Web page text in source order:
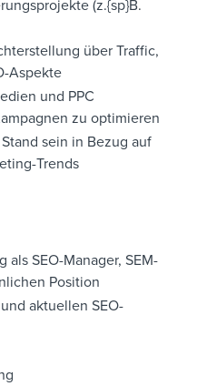
(z.{sp}B.
über Traffic,
Aspekte
und PPC
zu optimieren
sein in Bezug auf
Trends
SEO-Manager, SEM-
Position
aktuellen SEO-